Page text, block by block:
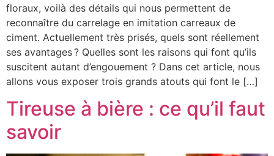
floraux, voilà des détails qui nous permettent de
reconnaître du carrelage en imitation carreaux de
ciment. Actuellement très prisés, quels sont réellement
ses avantages ? Quelles sont les raisons qui font qu’ils
suscitent autant d’engouement ? Dans cet article, nous
allons vous exposer trois grands atouts qui font le […]
Tireuse à bière : ce qu’il faut
savoir